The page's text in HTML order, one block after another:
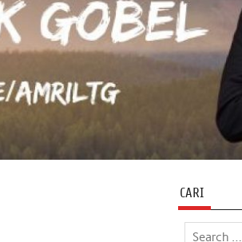
CARI